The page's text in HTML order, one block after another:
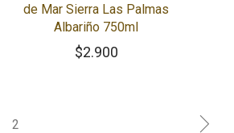
de Mar Sierra Las Palmas
Albariño 750ml
$2.900
2